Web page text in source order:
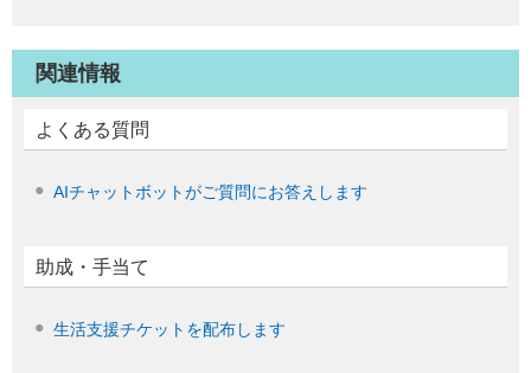
関連情報
よくある質問
AIチャットボットがご質問にお答えします
助成・手当て
生活支援チケットを配布します